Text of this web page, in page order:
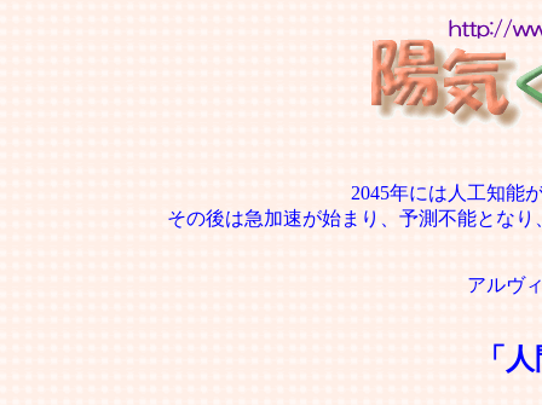
2045年には人工知能
その後は急加速が始まり、予測不能とな
アルヴ
「